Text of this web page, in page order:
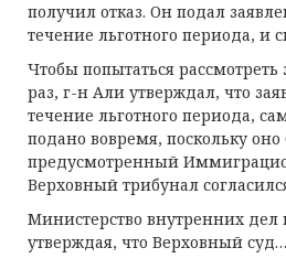
получил отказ. Он подал
течение льготного периода, и
Чтобы попытаться рассмотреть
раз, г-н Али утверждал, что
течение льготного периода,
подано вовремя, поскольку
предусмотренный
Верховный трибунал
Министерство внутренних дел
утверждая, что Верховный суд…